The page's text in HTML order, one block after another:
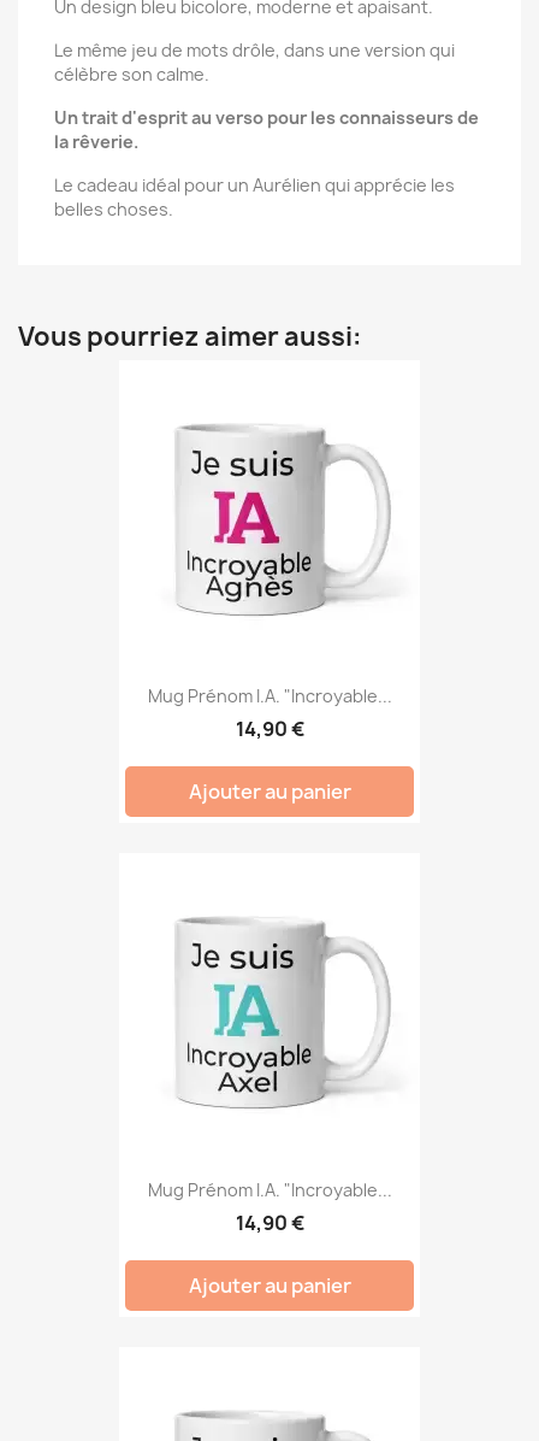
Un design bleu bicolore, moderne et apaisant.
Le même jeu de mots drôle, dans une version qui
célèbre son calme.
Un trait d'esprit au verso pour les connaisseurs de
la rêverie.
Le cadeau idéal pour un Aurélien qui apprécie les
belles choses.
Vous pourriez aimer aussi:
Mug Prénom I.A. "Incroyable...
14,90 €
Ajouter au panier
Mug Prénom I.A. "Incroyable...
14,90 €
Ajouter au panier